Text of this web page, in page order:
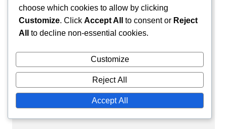
profundo amor pelo belo jogo, ele
especializa-se em perfilar as
trajetórias de jogadores
as suas conquistas e contribuições
para o futebol, tanto a nível local
como internacional. Os seus artigos
perspicazes visam inspirar a
próxima geração de atletas.
choose which cookies to allow by clicking
Customize. Click Accept All to consent or Reject
All
to decline non-essential cookies.
Customize
Reject All
Accept All